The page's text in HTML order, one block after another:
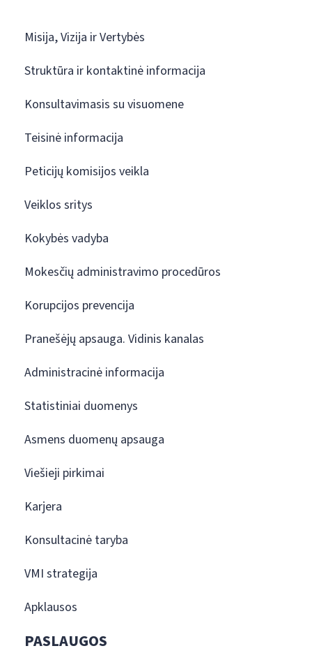
Misija, Vizija ir Vertybės
Struktūra ir kontaktinė informacija
Konsultavimasis su visuomene
Teisinė informacija
Peticijų komisijos veikla
Veiklos sritys
Kokybės vadyba
Mokesčių administravimo procedūros
Korupcijos prevencija
Pranešėjų apsauga. Vidinis kanalas
Administracinė informacija
Statistiniai duomenys
Asmens duomenų apsauga
Viešieji pirkimai
Karjera
Konsultacinė taryba
VMI strategija
Apklausos
PASLAUGOS